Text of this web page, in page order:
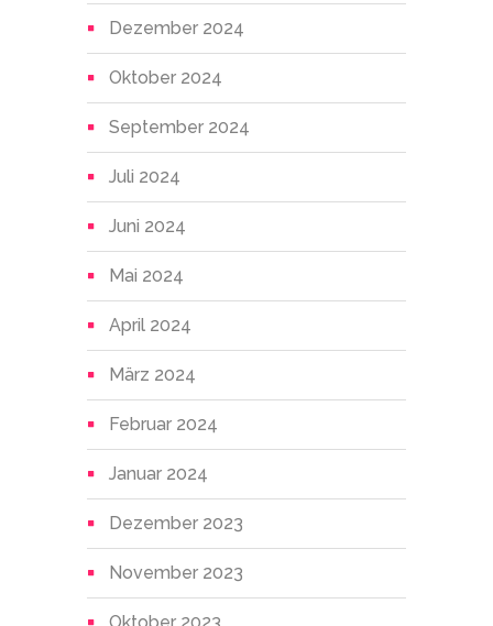
Dezember 2024
Oktober 2024
September 2024
Juli 2024
Juni 2024
Mai 2024
April 2024
März 2024
Februar 2024
Januar 2024
Dezember 2023
November 2023